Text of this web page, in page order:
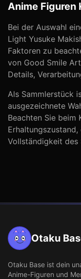
Anime Figuren
Bei der Auswahl
Light Yusuke
Faktoren zu
von Good Smile
Details,
Als Sammlerstück
ausgezeichnete
Beachten Sie beim
Vollständigkeit des
Otaku
Otaku Base ist dein
Anime-Figuren und